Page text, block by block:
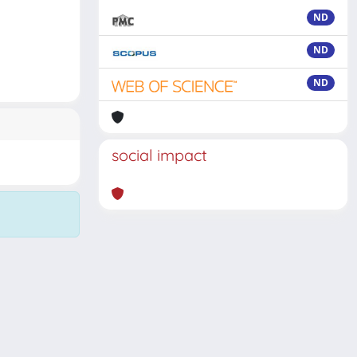
ND
ND
ND
social impact